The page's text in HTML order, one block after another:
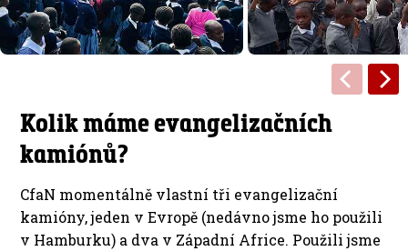
Kolik máme evangelizačních
kamiónů?
CfaN momentálně vlastní tři evangelizační
kamióny, jeden v Evropě (nedávno jsme ho použili
v Hamburku) a dva v Západní Africe. Použili jsme